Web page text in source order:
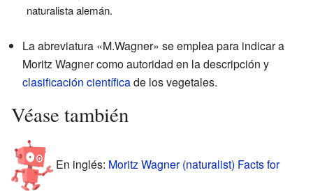
naturalista alemán.
La abreviatura «M.Wagner» se emplea para indicar a
Moritz Wagner como autoridad en la descripción y
clasificación científicade los vegetales.
Véase también
En inglés: Moritz Wagner (naturalist) Facts for